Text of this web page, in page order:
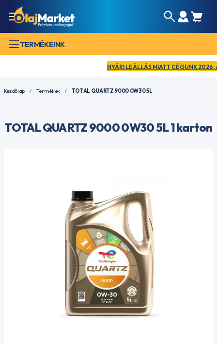
TERMÉKEINK
NYÁRI LEÁLLÁS MIATT CÉGÜNK 2026.
Kezdőlap Termékek TOTAL QUARTZ 9000 0W30 5L
TOTAL QUARTZ 9000 0W30 5L 1 karton